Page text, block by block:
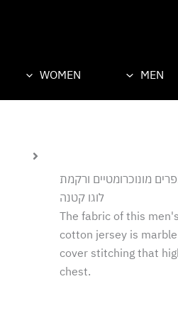
MEN
WOMEN
מונוכרומטיים ורקמת
לוגו קטנה
The fabric of this
cotton jersey is
cover stitching that
chest.